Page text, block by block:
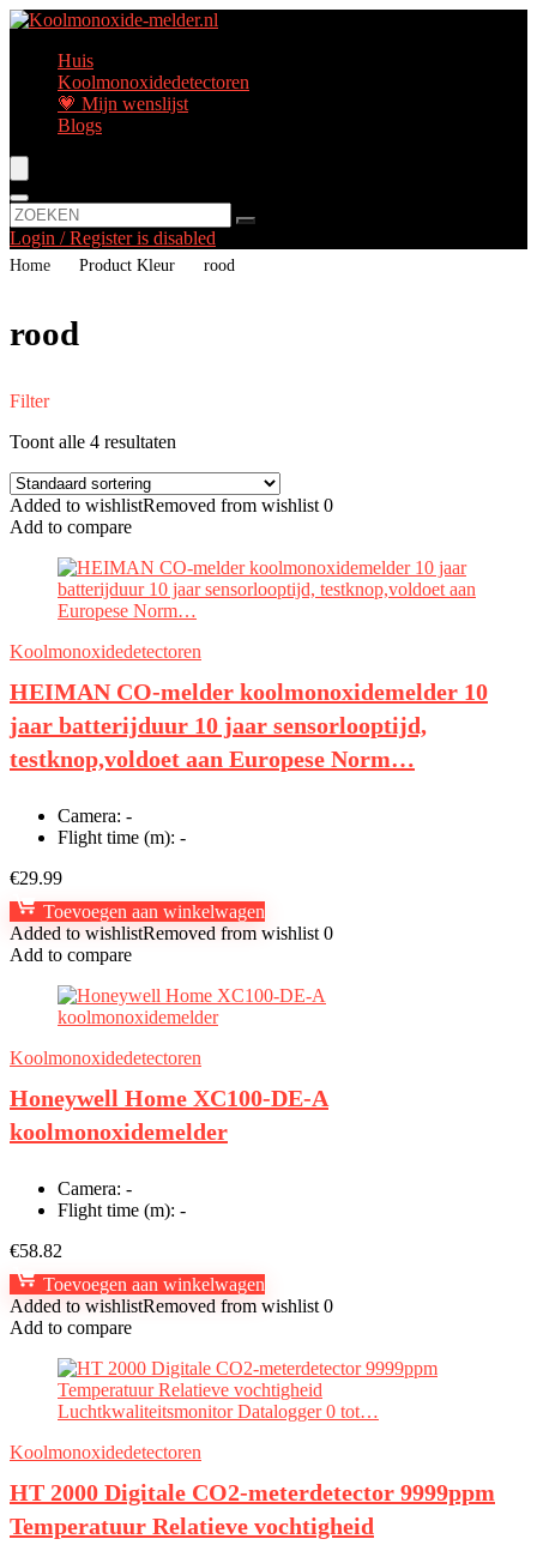
Huis
Koolmonoxidedetectoren
💗 Mijn wenslijst
Blogs
Login / Register is disabled
Home Product Kleur ‎rood
‎rood
Filter
Toont alle 4 resultaten
Added to wishlistRemoved from wishlist 0
Add to compare
Koolmonoxidedetectoren
HEIMAN CO-melder koolmonoxidemelder 10
jaar batterijduur 10 jaar sensorlooptijd,
testknop,voldoet aan Europese Norm…
Camera: -
Flight time (m): -
€29.99
Toevoegen aan winkelwagen
Added to wishlistRemoved from wishlist 0
Add to compare
Koolmonoxidedetectoren
Honeywell Home XC100-DE-A
koolmonoxidemelder
Camera: -
Flight time (m): -
€58.82
Toevoegen aan winkelwagen
Added to wishlistRemoved from wishlist 0
Add to compare
Koolmonoxidedetectoren
HT 2000 Digitale CO2-meterdetector 9999ppm
Temperatuur Relatieve vochtigheid